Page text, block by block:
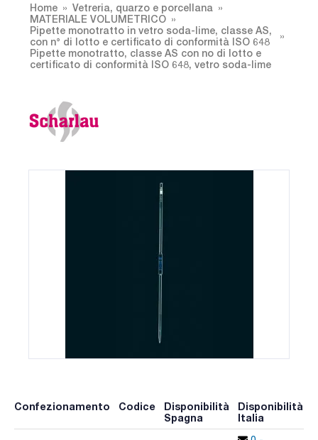
Home
Vetreria, quarzo e porcellana
MATERIALE VOLUMETRICO
Pipette monotratto in vetro soda-lime, classe AS,
con n° di lotto e certificato di conformità ISO 648
Pipette monotratto, classe AS con no di lotto e
certificato di conformità ISO 648, vetro soda-lime
Confezionamento Codice
Disponibilità
Spagna
Disponibilità
Italia